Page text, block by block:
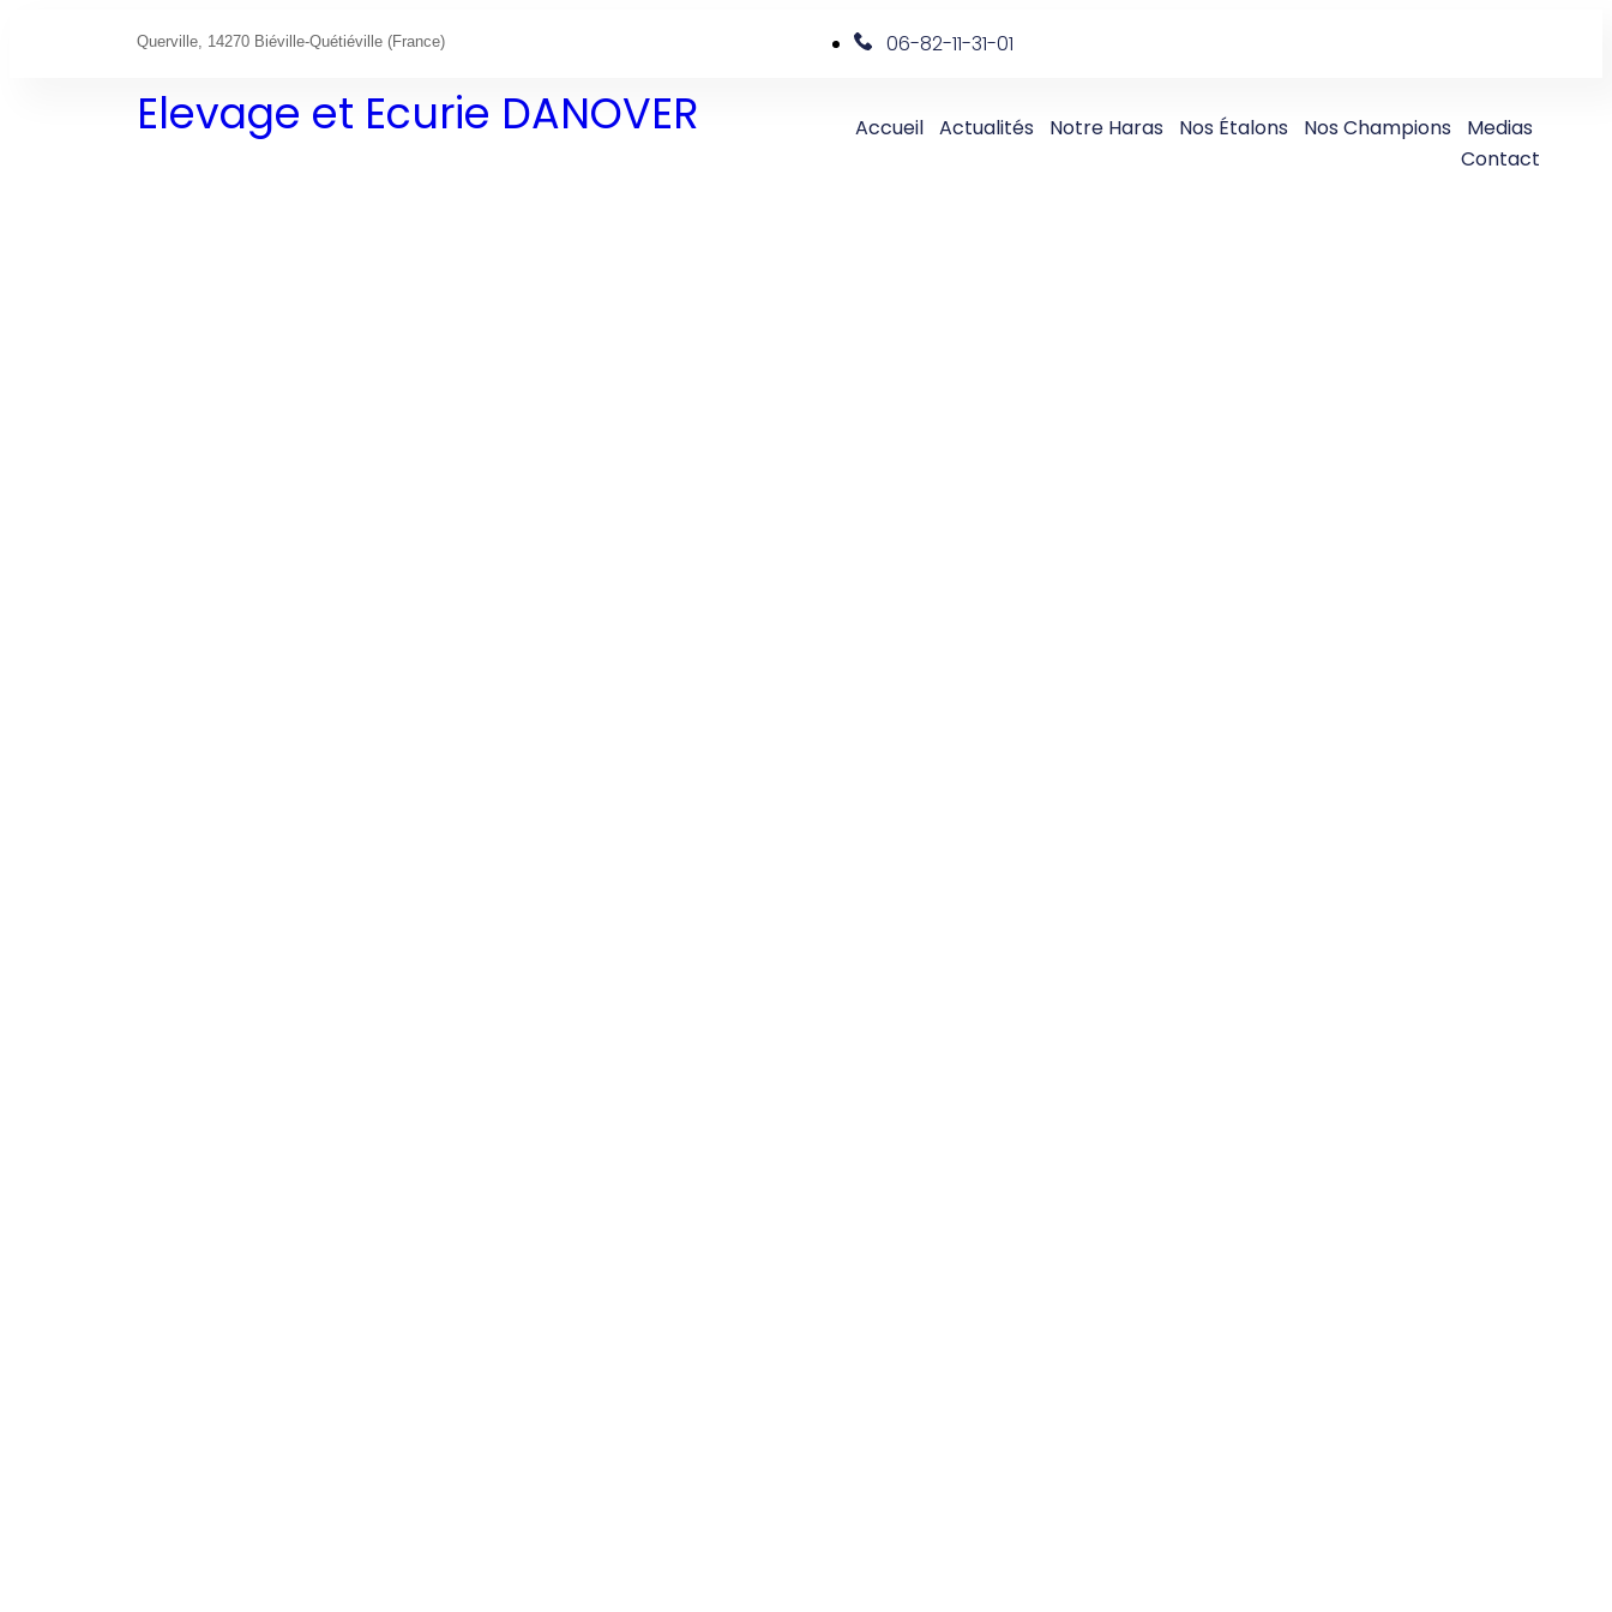
Querville, 14270 Biéville-Quétiéville (France) 06-82-11-31-01
Elevage et Ecurie DANOVER Accueil Actualités Notre Haras Nos Étalons Nos Champions
Medias
Contact